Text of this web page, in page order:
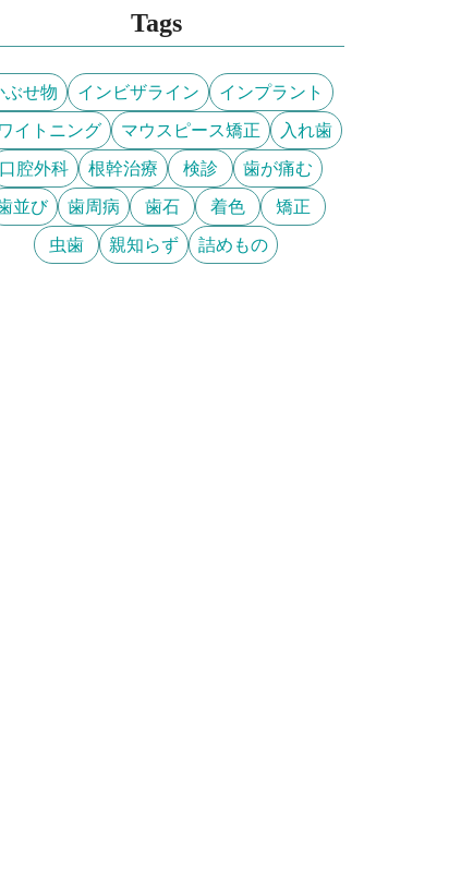
Tags
ぶせ物 インビザライン インプラント
イトニング マウスピース矯正 入れ歯
口腔外科 根幹治療 検診 歯が痛む
並び 歯周病 歯石 着色 矯正
虫歯 親知らず 詰めもの